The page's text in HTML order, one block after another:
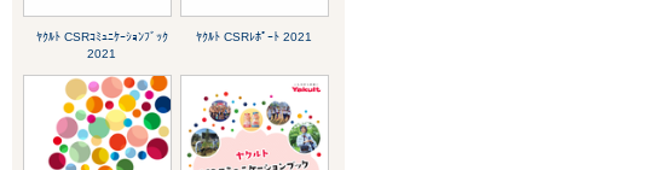
ﾔｸﾙﾄ CSRｺﾐｭﾆｹｰｼｮﾝﾌﾞｯｸ
2021
ﾔｸﾙﾄ CSRﾚﾎﾟｰﾄ 2021